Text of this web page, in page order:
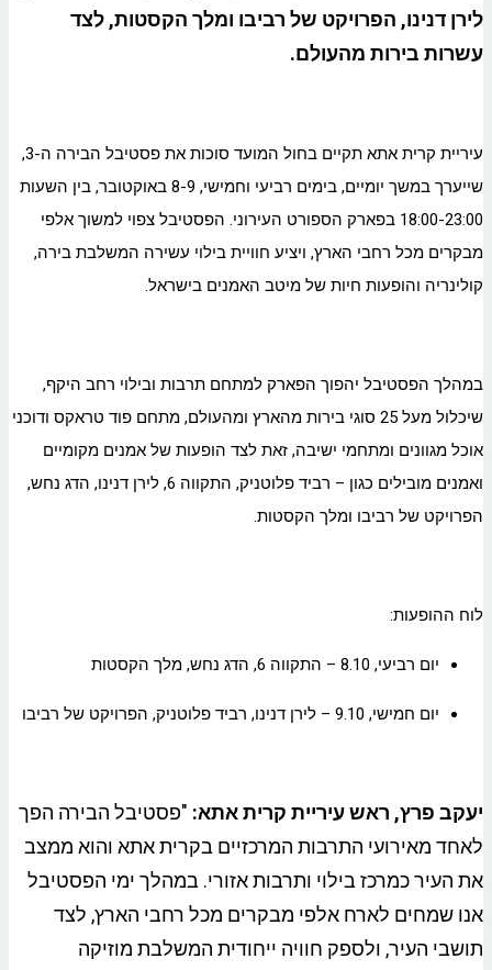
לירן דנינו, הפרויקט של רביבו ומלך הקסטות, לצד
עשרות בירות מהעולם.
עיריית קרית אתא תקיים בחול המועד סוכות את פסטיבל הבירה ה-3,
שייערך במשך יומיים, בימים רביעי וחמישי, 8-9 באוקטובר, בין השעות
18:00-23:00 בפארק הספורט העירוני. הפסטיבל צפוי למשוך אלפי
מבקרים מכל רחבי הארץ, ויציע חוויית בילוי עשירה המשלבת בירה,
קולינריה והופעות חיות של מיטב האמנים בישראל.
במהלך הפסטיבל יהפוך הפארק למתחם תרבות ובילוי רחב היקף,
שיכלול מעל 25 סוגי בירות מהארץ ומהעולם, מתחם פוד טראקס ודוכני
אוכל מגוונים ומתחמי ישיבה, זאת לצד הופעות של אמנים מקומיים
ואמנים מובילים כגון – רביד פלוטניק, התקווה 6, לירן דנינו, הדג נחש,
הפרויקט של רביבו ומלך הקסטות.
לוח ההופעות:
יום רביעי, 8.10 – התקווה 6, הדג נחש, מלך הקסטות
יום חמישי, 9.10 – לירן דנינו, רביד פלוטניק, הפרויקט של רביבו
יעקב פרץ, ראש עיריית קרית אתא: "פסטיבל הבירה הפך
לאחד מאירועי התרבות המרכזיים בקרית אתא והוא ממצב
את העיר כמרכז בילוי ותרבות אזורי. במהלך ימי הפסטיבל
אנו שמחים לארח אלפי מבקרים מכל רחבי הארץ, לצד
תושבי העיר, ולספק חוויה ייחודית המשלבת מוזיקה